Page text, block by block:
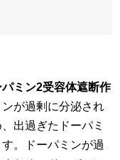
ミン2受容体遮断作
が過剰に分泌され
出過ぎたドーパミ
。ドーパミンが過